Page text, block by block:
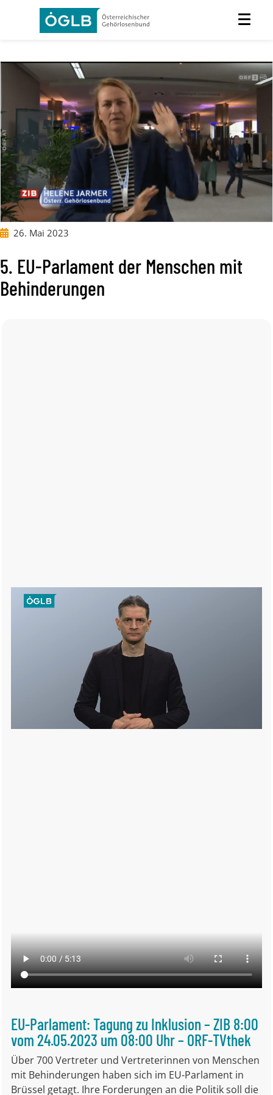
26. Mai 2023
5. EU-Parlament der Menschen mit
Behinderungen
EU-Parlament: Tagung zu Inklusion – ZIB 8:00
vom 24.05.2023 um 08:00 Uhr – ORF-TVthek
Über 700 Vertreter und Vertreterinnen von Menschen
mit Behinderungen haben sich im EU-Parlament in
Brüssel getagt. Ihre Forderungen an die Politik soll die